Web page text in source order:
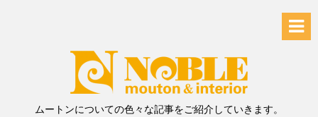
ムートンについての色々な記事をご紹介していきます。